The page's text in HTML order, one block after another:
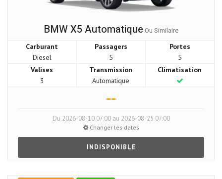
BMW X5 AutomatiqueOu Similaire
Carburant
Diesel
Passagers
5
Portes
5
Valises
3
Transmission
Automatique
Climatisation
--
Du 2026-08-10 07:00 au 2026-08-25 07:00
Changer les dates
INDISPONIBLE